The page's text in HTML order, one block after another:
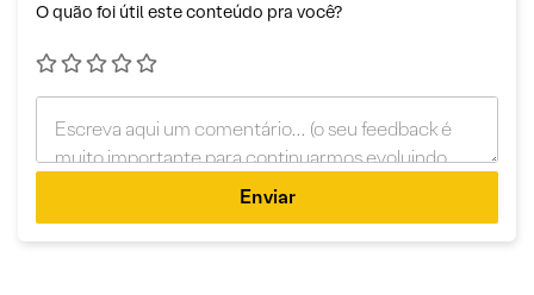
O quão foi útil este conteúdo pra você?
Enviar